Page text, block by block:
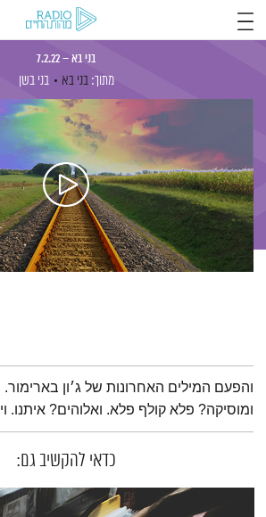
בני בא – 7.2.22
מתוך: בני בא בני בשן
תמצית הפודקאסט
והפעם המילים האחרונות של ג׳ון בארימור.
ומוסיקה? פלא קולף פלא. ואלוהים? איתנו.
כדאי להקשיב גם: